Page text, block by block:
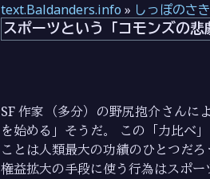
text.Baldanders.info » しっぽのさ
スポーツという「コモンズの悲
SF 作家（多分）の野尻抱介さんに
を始める」そうだ。 この「力比べ
ことは人類最大の功績のひとつだ
権益拡大の手段に使う行為はスポ